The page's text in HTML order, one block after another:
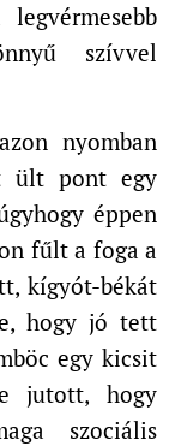
szívvel
nyomban
ült pont egy
éppen
fűlt a foga a
kígyót-békát
hogy jó tett
egy kicsit
jutott, hogy
szociális